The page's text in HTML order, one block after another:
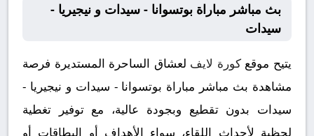
بث مباشر مباراة بوتسوانا - سيدات و نيجيريا -
سيدات
يتيح موقعكورة لايف لعشاق الساحرة المستديرة فرصة
مشاهدة بث مباشر مباراة بوتسوانا - سيدات و نيجيريا -
سيدات بدون تقطيع وبجودة عالية، مع توفير تغطية
لحظية لأحداث اللقاء، سواء الأهداف أو البطاقات أو